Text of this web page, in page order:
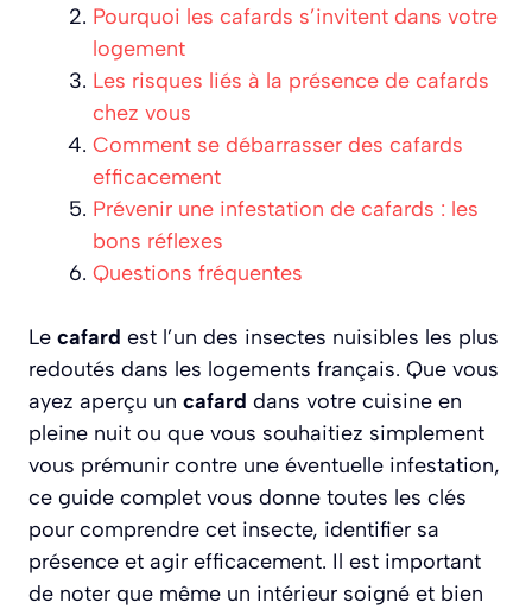
Pourquoi les cafards s’invitent dans votre
logement
Les risques liés à la présence de cafards
chez vous
Comment se débarrasser des cafards
efficacement
Prévenir une infestation de cafards : les
bons réflexes
Questions fréquentes
Le cafard est l’un des insectes nuisibles les plus
redoutés dans les logements français. Que vous
ayez aperçu un cafard dans votre cuisine en
pleine nuit ou que vous souhaitiez simplement
vous prémunir contre une éventuelle infestation,
ce guide complet vous donne toutes les clés
pour comprendre cet insecte, identifier sa
présence et agir efficacement. Il est important
de noter que même un intérieur soigné et bien